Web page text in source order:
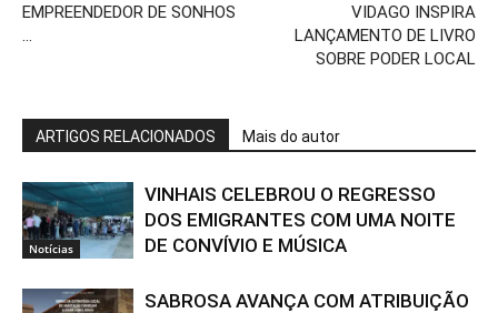
EMPREENDEDOR DE SONHOS
…
VIDAGO INSPIRA
LANÇAMENTO DE LIVRO
SOBRE PODER LOCAL
ARTIGOS RELACIONADOS Mais do autor
Notícias
VINHAIS CELEBROU O REGRESSO
DOS EMIGRANTES COM UMA NOITE
DE CONVÍVIO E MÚSICA
SABROSA AVANÇA COM ATRIBUIÇÃO